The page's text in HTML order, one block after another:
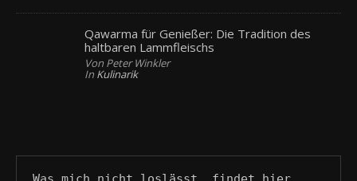
Qawarma für Genießer: Die Tradition des
haltbaren Lammfleischs
Von Peter Winkler
In Kulinarik